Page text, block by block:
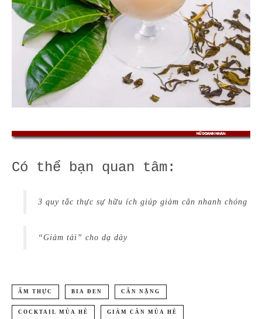
Có thể bạn quan tâm:
3 quy tắc thực sự hữu ích giúp giảm cân nhanh chóng
“Giảm tải” cho dạ dày
ẨM THỰC BIA ĐEN CÂN NẶNG
COCKTAIL MÙA HÈ GIẢM CÂN MÙA HÈ